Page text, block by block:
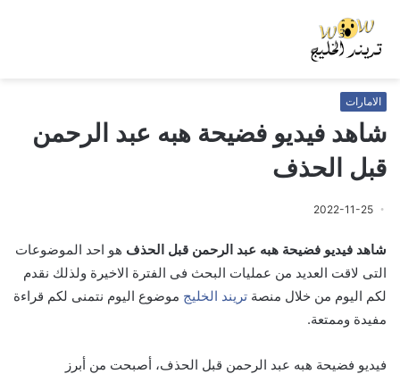
الامارات
شاهد فيديو فضيحة هبه عبد الرحمن
قبل الحذف
2022-11-25
شاهد فيديو فضيحة هبه عبد الرحمن قبل الحذف هو احد الموضوعات
التى لاقت العديد من عمليات البحث فى الفترة الاخيرة ولذلك نقدم
لكم اليوم من خلال منصة تريند الخليج موضوع اليوم نتمنى لكم قراءة
مفيدة وممتعة.
فيديو فضيحة هبه عبد الرحمن قبل الحذف، أصبحت من أبرز